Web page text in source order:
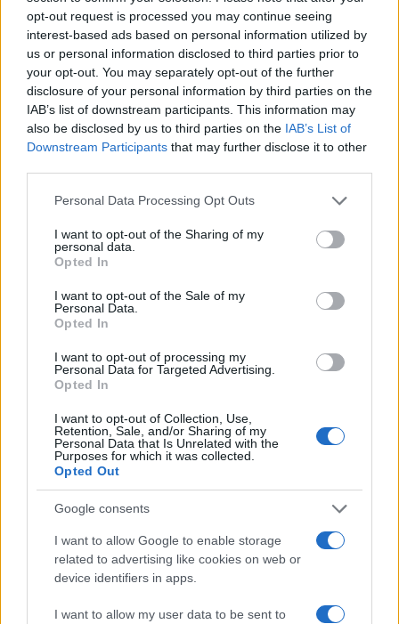
opt-out request is processed you may continue seeing
interest-based ads based on personal information utilized by
us or personal information disclosed to third parties prior to
your opt-out. You may separately opt-out of the further
disclosure of your personal information by third parties on the
IAB’s list of downstream participants. This information may
also be disclosed by us to third parties on the IAB’s List of
Downstream Participants that may further disclose it to other
Please note that this website/app uses one or more Google
not limited to your visit or usage behaviour. You may click to
grant or deny consent to Google and its third-party tags to
use your data for below specified purposes in below Google
consent section.
Personal Data Processing Opt Outs
I want to opt-out of the Sharing of my
personal data.
Opted In
I want to opt-out of the Sale of my
Personal Data.
Opted In
I want to opt-out of processing my
Personal Data for Targeted Advertising.
Opted In
I want to opt-out of Collection, Use,
Retention, Sale, and/or Sharing of my
Personal Data that Is Unrelated with the
Purposes for which it was collected.
Opted Out
Google consents
I want to allow Google to enable storage
related to advertising like cookies on web or
device identifiers in apps.
I want to allow my user data to be sent to
Continua a leggere
SQUADRE